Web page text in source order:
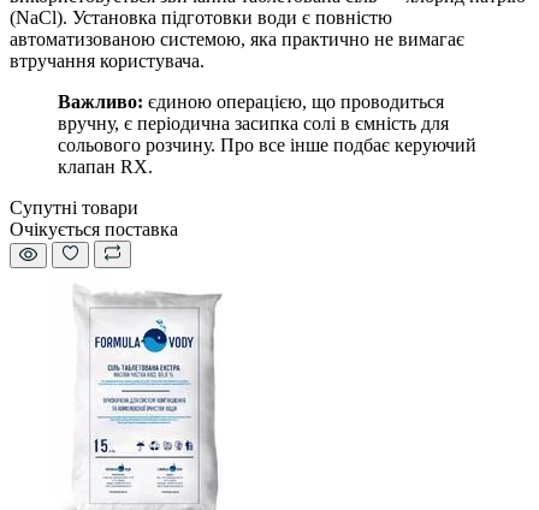
(NaCl). Установка підготовки води є повністю
автоматизованою системою, яка практично не вимагає
втручання користувача.
Важливо: єдиною операцією, що проводиться
вручну, є періодична засипка солі в ємність для
сольового розчину. Про все інше подбає керуючий
клапан RX.
Супутні товари
Очікується поставка